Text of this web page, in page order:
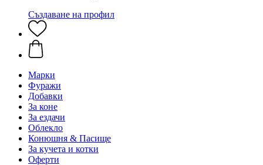
Създаване на профил
Марки
Фуражи
Добавки
За коне
За ездачи
Облекло
Конюшня & Пасище
За кучета и котки
Оферти